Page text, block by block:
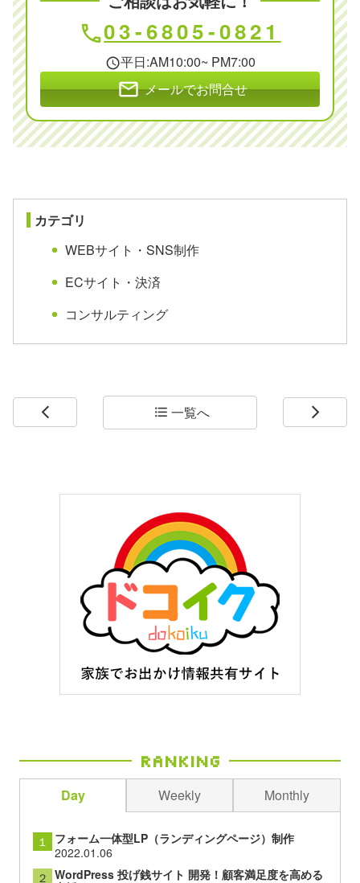
phone03-6805-0821
schedule平日:AM10:00~ PM7:00
mail メールでお問合せ
カテゴリ
WEBサイト・SNS制作
ECサイト・決済
コンサルティング
arrow_back_ios format_list_bulleted 一覧へ arrow_forward_ios
Ranking
Day Weekly Monthly
１
フォーム一体型LP（ランディングページ）制作
2022.01.06
２ WordPress 投げ銭サイト 開発！顧客満足度を高める